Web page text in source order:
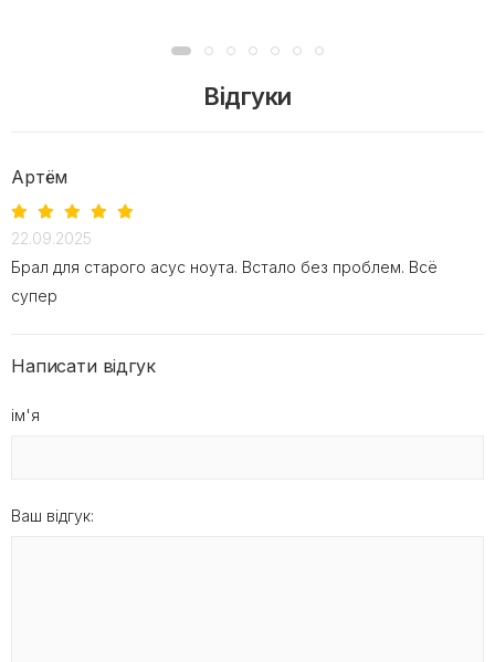
Відгуки
Артём
22.09.2025
Брал для старого асус ноута. Встало без проблем. Всё
супер
Написати відгук
ім'я
Ваш відгук: